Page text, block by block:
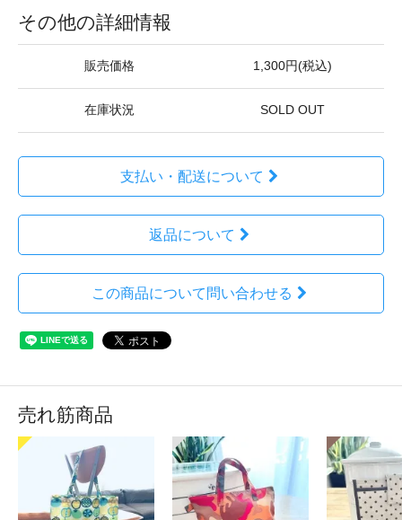
その他の詳細情報
販売価格 1,300円(税込)
在庫状況 SOLD OUT
支払い・配送について
返品について
この商品について問い合わせる
売れ筋商品